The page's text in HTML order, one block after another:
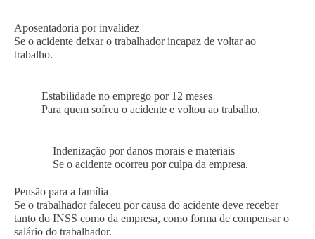
Aposentadoria por invalidez
Se o acidente deixar o trabalhador incapaz de voltar ao
trabalho.
Estabilidade no emprego por 12 meses
Para quem sofreu o acidente e voltou ao trabalho.
Indenização por danos morais e materiais
Se o acidente ocorreu por culpa da empresa.
Pensão para a família
Se o trabalhador faleceu por causa do acidente deve receber
tanto do INSS como da empresa, como forma de compensar o
salário do trabalhador.